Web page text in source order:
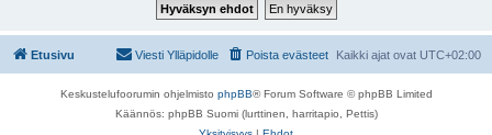
Etusivu Kaikki ajat ovat UTC+02:00
Poista evästeet
Viesti Ylläpidolle
Keskustelufoorumin ohjelmisto phpBB® Forum Software © phpBB Limited
Käännös: phpBB Suomi (lurttinen, harritapio, Pettis)